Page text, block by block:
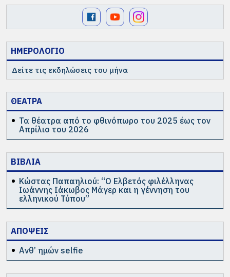
ΗΜΕΡΟΛΟΓΙΟ
Δείτε τις εκδηλώσεις του μήνα
ΘΕΑΤΡΑ
Τα θέατρα από το φθινόπωρο του 2025 έως τον
Απρίλιο του 2026
ΒΙΒΛΙΑ
Κώστας Παπαηλιού: “Ο Ελβετός φιλέλληνας
Ιωάννης Ιάκωβος Μάγερ και η γέννηση του
ελληνικού Τύπου”
ΑΠΟΨΕΙΣ
Ανθ’ ημών selfie